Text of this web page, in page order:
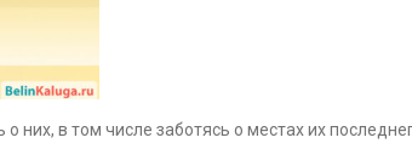
них, в том числе заботясь о местах их